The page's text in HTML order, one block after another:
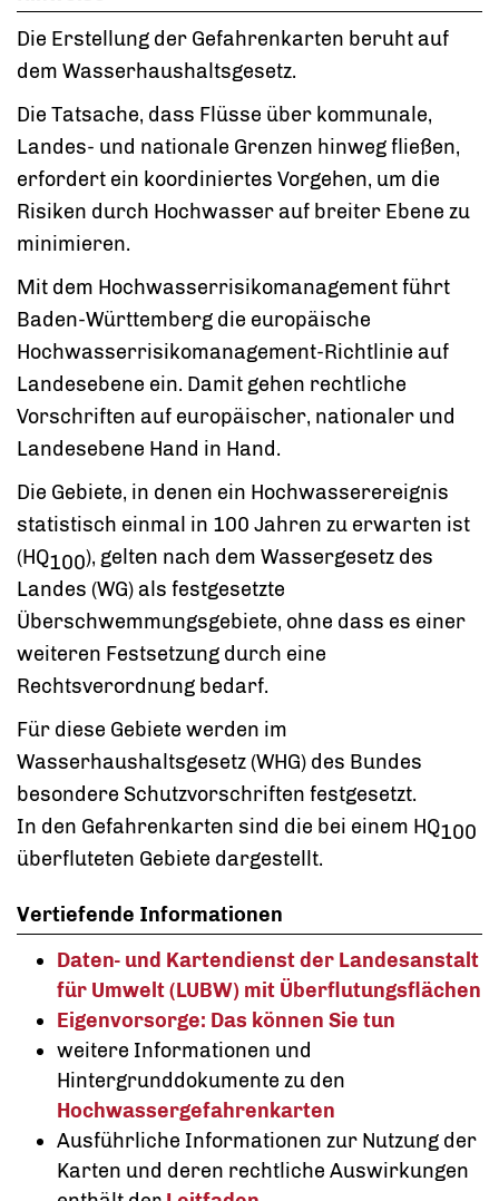
Die Erstellung der Gefahrenkarten beruht auf
dem Wasserhaushaltsgesetz.
Die Tatsache, dass Flüsse über kommunale,
Landes- und nationale Grenzen hinweg fließen,
erfordert ein koordiniertes Vorgehen, um die
Risiken durch Hochwasser auf breiter Ebene zu
minimieren.
Mit dem Hochwasserrisikomanagement führt
Baden-Württemberg die europäische
Hochwasserrisikomanagement-Richtlinie auf
Landesebene ein. Damit gehen rechtliche
Vorschriften auf europäischer, nationaler und
Landesebene Hand in Hand.
Die Gebiete, in denen ein Hochwasserereignis
statistisch einmal in 100 Jahren zu erwarten ist
(HQ100), gelten nach dem Wassergesetz des
Landes (WG) als festgesetzte
Überschwemmungsgebiete, ohne dass es einer
weiteren Festsetzung durch eine
Rechtsverordnung bedarf.
Für diese Gebiete werden im
Wasserhaushaltsgesetz (WHG) des Bundes
besondere Schutzvorschriften festgesetzt.
In den Gefahrenkarten sind die bei einem HQ100
überfluteten Gebiete dargestellt.
Vertiefende Informationen
Daten- und Kartendienst der Landesanstalt
für Umwelt (LUBW) mit Überflutungsflächen
Eigenvorsorge: Das können Sie tun
weitere Informationen und
Hintergrunddokumente zu den
Hochwassergefahrenkarten
Ausführliche Informationen zur Nutzung der
Karten und deren rechtliche Auswirkungen